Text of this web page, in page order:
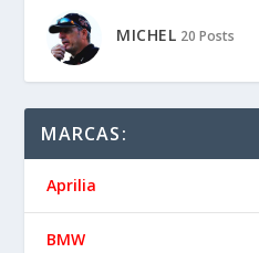
MICHEL 20 Posts
MARCAS:
Aprilia
BMW